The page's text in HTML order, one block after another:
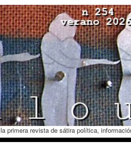
primera revista de sátira política,